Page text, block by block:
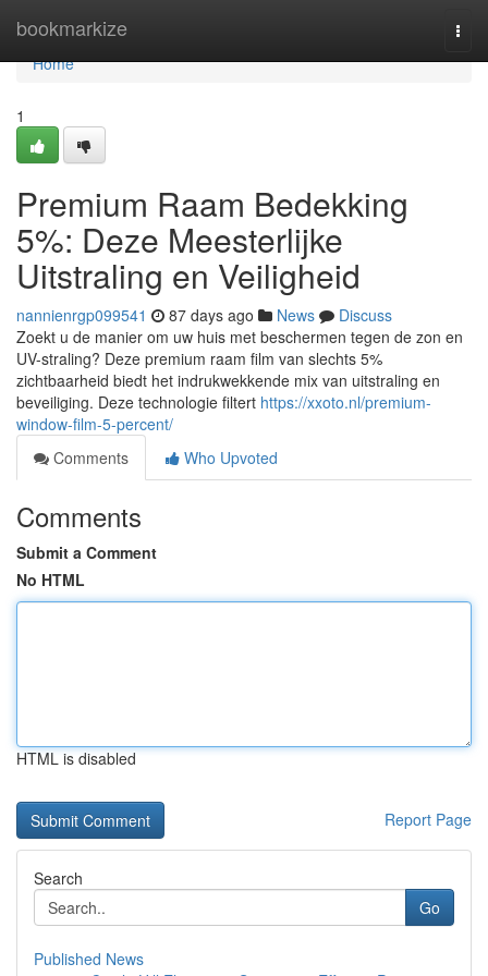
bookmarkize
Home
Home
1
Premium Raam Bedekking
5%: Deze Meesterlijke
Uitstraling en Veiligheid
nannienrgp099541 87 days ago News
Discuss
Zoekt u de manier om uw huis met beschermen tegen de zon en
UV-straling? Deze premium raam film van slechts 5%
zichtbaarheid biedt het indrukwekkende mix van uitstraling en
beveiliging. Deze technologie filtert https://xxoto.nl/premium-
window-film-5-percent/
Comments
Who Upvoted
Comments
Submit a Comment
No HTML
HTML is disabled
Report Page
Search
Go
Published News